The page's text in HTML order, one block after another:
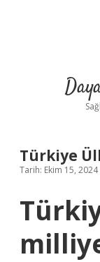
Türkiye
Tarih: Ekim 15, 2024